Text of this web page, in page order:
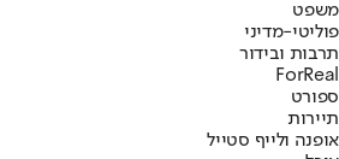
משפט
פוליטי-מדיני
תרבות ובידור
ForReal
ספורט
תיירות
אופנה ולייף סטייל